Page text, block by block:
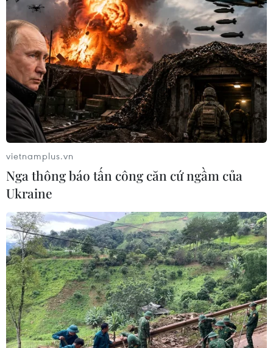
vietnamplus.vn
Nga thông báo tấn công căn cứ ngầm của
Ukraine